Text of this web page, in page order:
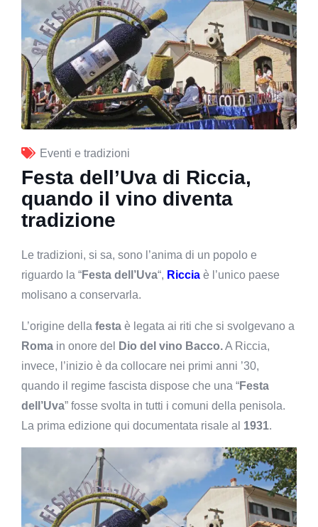
Eventi e tradizioni
Festa dell’Uva di Riccia,
quando il vino diventa
tradizione
Le tradizioni, si sa, sono l’anima di un popolo e
riguardo la “Festa dell’Uva“, Riccia è l’unico paese
molisano a conservarla.
L’origine della festa è legata ai riti che si svolgevano a
Roma in onore del Dio del vino Bacco.A Riccia,
invece, l’inizio è da collocare nei primi anni ’30,
quando il regime fascista dispose che una “Festa
dell’Uva” fosse svolta in tutti i comuni della penisola.
La prima edizione qui documentata risale al 1931.